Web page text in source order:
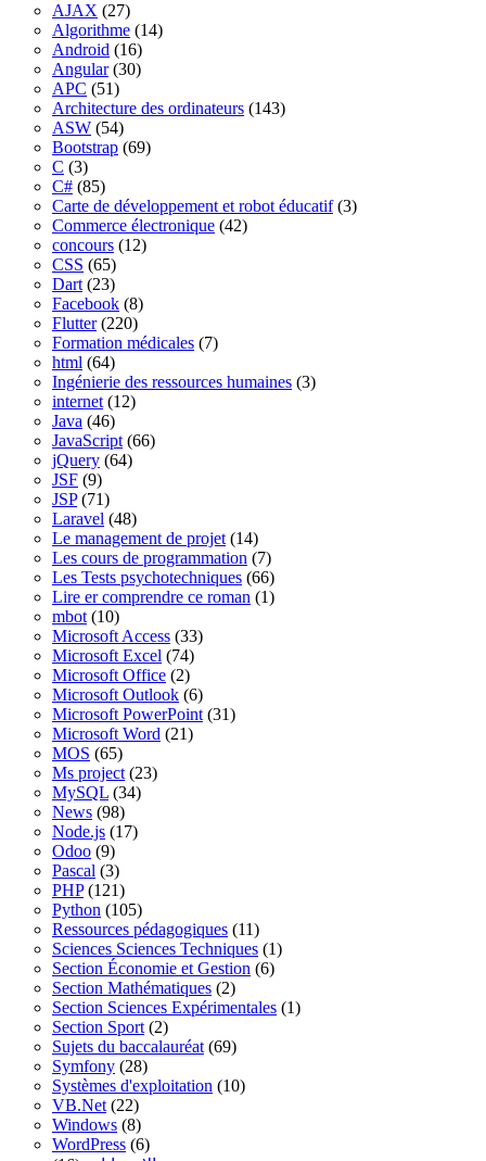
AJAX (27)
Algorithme (14)
Android (16)
Angular(30)
APC (51)
Architecture des ordinateurs (143)
ASW (54)
Bootstrap (69)
C (3)
C# (85)
Carte de développement et robot éducatif(3)
Commerce électronique (42)
concours (12)
CSS (65)
Dart (23)
Facebook (8)
Flutter(220)
Formation médicales (7)
html (64)
Ingénierie des ressources humaines (3)
internet (12)
Java (46)
JavaScript (66)
jQuery (64)
JSF (9)
JSP(71)
Laravel (48)
Le management de projet (14)
Les cours de programmation (7)
Les Tests psychotechniques (66)
Lire er comprendre ce roman (1)
mbot (10)
Microsoft Access (33)
Microsoft Excel (74)
Microsoft Office (2)
Microsoft Outlook (6)
Microsoft PowerPoint (31)
Microsoft Word (21)
MOS (65)
Ms project (23)
MySQL (34)
News (98)
Node.js (17)
Odoo (9)
Pascal (3)
PHP(121)
Python (105)
Ressources pédagogiques (11)
Sciences Sciences Techniques (1)
Section Économie et Gestion (6)
Section Mathématiques (2)
Section Sciences Expérimentales (1)
Section Sport (2)
Sujets du baccalauréat (69)
Symfony (28)
Systèmes d'exploitation (10)
VB.Net (22)
Windows (8)
WordPress (6)